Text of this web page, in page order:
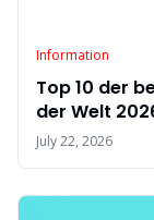
Information
Top 10 der
der Welt
July 22, 2026